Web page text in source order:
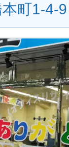
町1-4-9